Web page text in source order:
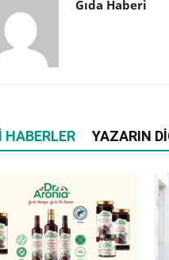
Gıda Haberi
HABERLER YAZARIN